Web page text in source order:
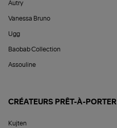
Autry
Vanessa Bruno
Ugg
Baobab Collection
Assouline
CRÉATEURS PRÊT-À-PORTER
Kujten